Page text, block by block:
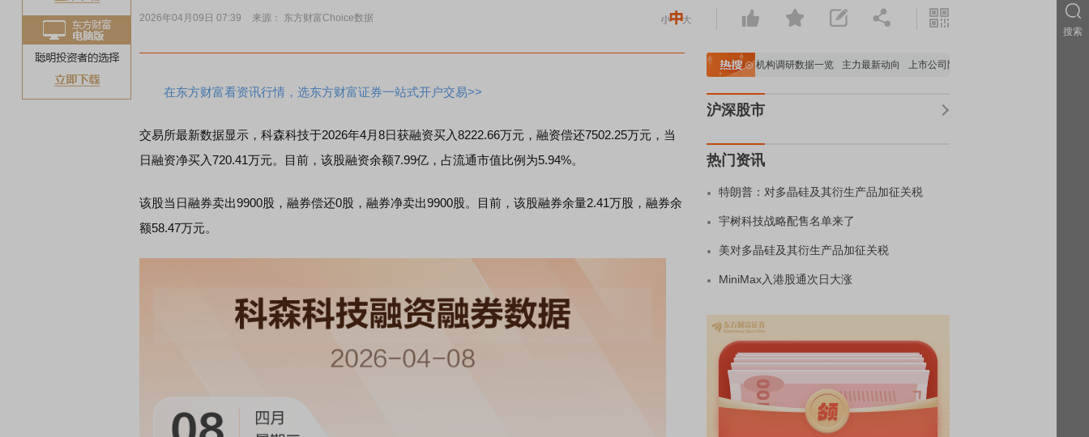
2026年04月09日 07:39 来源： 东方财富Choice数据
在东方财富看资讯行情，选东方财富证券一站式开户交易>>
交易所最新数据显示，科森科技于2026年4月8日获融资买入8222.66万元，融资偿还7502.25万元， 当
日融资净买入720.41万元。
目前，该股融资余额7.99亿，占流通市值比例为5.94%。
该股当日融券卖出9900股，融券偿还0股， 融券净卖出9900股。
目前，该股融券余量2.41万股，融券余
额58.47万元。
重要机构持股数据 机构调研数据一览 主力最新动向 上市公司限售股解禁一览
沪深股市
热门资讯
特朗普：对多晶硅及其衍生产品加征关税
宇树科技战略配售名单来了
美对多晶硅及其衍生产品加征关税
MiniMax入港股通次日大涨
搜索